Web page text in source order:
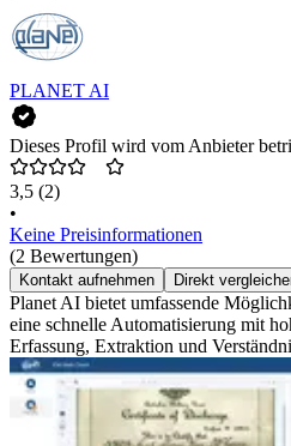
PLANET AI
Dieses Profil wird vom Anbieter
3,5 (2)
•
Keine Preisinformationen
(2 Bewertungen)
Kontakt aufnehmen Direkt
Planet AI bietet umfassende
eine schnelle Automatisierung mit
Erfassung, Extraktion und